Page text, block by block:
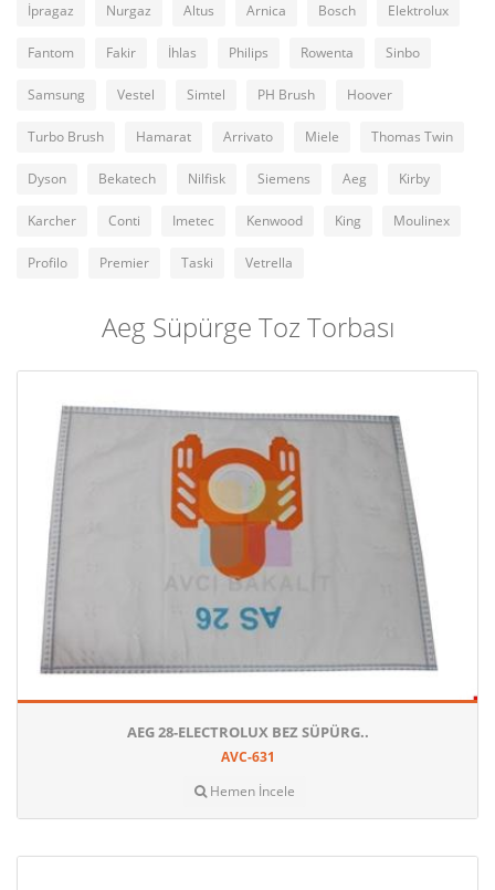
İpragaz Nurgaz Altus Arnica Bosch Elektrolux
Fantom Fakir İhlas Philips Rowenta Sinbo
Samsung Vestel Simtel PH Brush Hoover
Turbo Brush Hamarat Arrivato Miele Thomas Twin
Dyson Bekatech Nilfisk Siemens Aeg Kirby
Karcher Conti Imetec Kenwood King Moulinex
Profilo Premier Taski Vetrella
Aeg Süpürge Toz Torbası
AEG 28-ELECTROLUX BEZ SÜPÜRG..
AVC-631
Hemen İncele